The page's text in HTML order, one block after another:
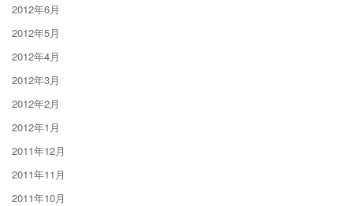
2012年6月
2012年5月
2012年4月
2012年3月
2012年2月
2012年1月
2011年12月
2011年11月
2011年10月